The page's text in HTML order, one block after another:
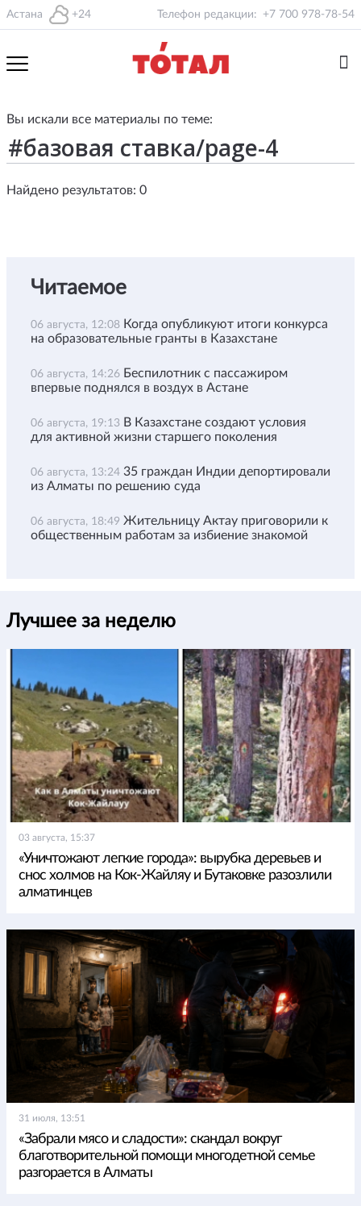
Астана +24 Телефон редакции: +7 700 978-78-54
Вы искали все материалы по теме:
Найдено результатов: 0
Читаемое
06 августа, 12:08 Когда опубликуют итоги конкурса
на образовательные гранты в Казахстане
06 августа, 14:26 Беспилотник с пассажиром
впервые поднялся в воздух в Астане
06 августа, 19:13 В Казахстане создают условия
для активной жизни старшего поколения
06 августа, 13:24 35 граждан Индии депортировали
из Алматы по решению суда
06 августа, 18:49 Жительницу Актау приговорили к
общественным работам за избиение знакомой
Лучшее за неделю
03 августа, 15:37
«Уничтожают легкие города»: вырубка деревьев и
снос холмов на Кок-Жайляу и Бутаковке разозлили
алматинцев
31 июля, 13:51
«Забрали мясо и сладости»: скандал вокруг
благотворительной помощи многодетной семье
разгорается в Алматы